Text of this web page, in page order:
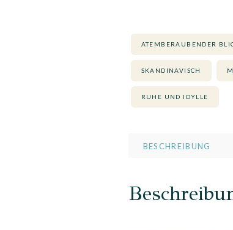
ATEMBERAUBENDER
SKANDINAVISCH
RUHE UND IDYLLE
BESCHREIBUNG